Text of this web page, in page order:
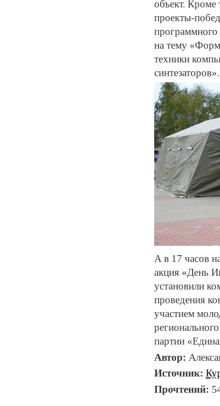
объект. Кроме
проекты-
программного
на тему
техники
синтезаторов».
А в 17 часов
акция «День
установили
проведения
участием
партии
Автор:
Источник:
Прочтений: